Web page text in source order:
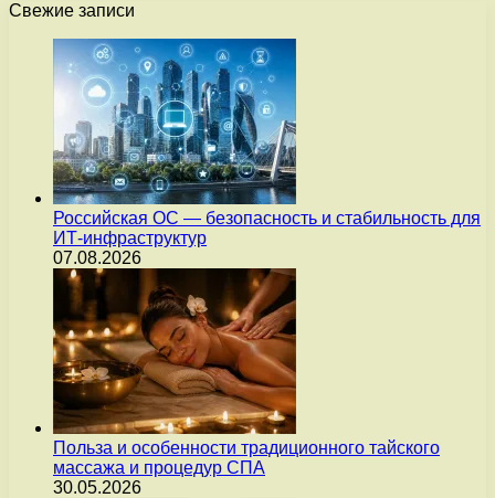
Свежие записи
Российская ОС — безопасность и стабильность для
ИТ-инфраструктур
07.08.2026
Польза и особенности традиционного тайского
массажа и процедур СПА
30.05.2026